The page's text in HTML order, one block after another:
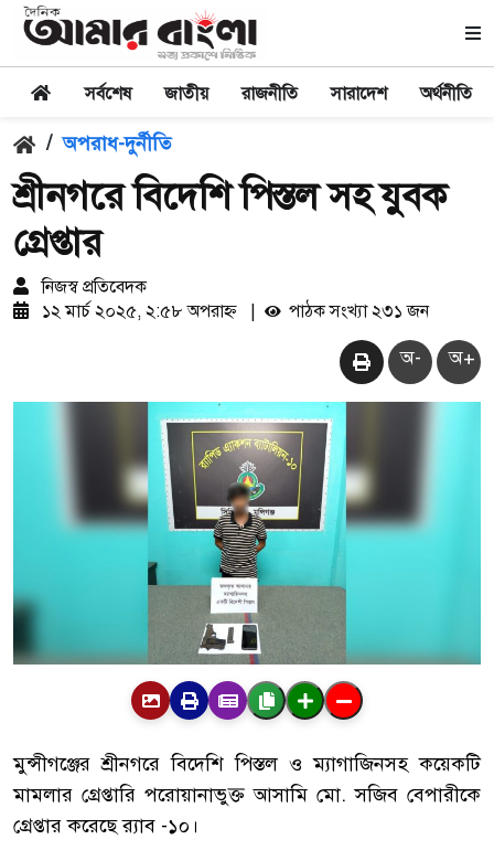
সর্বশেষ জাতীয় রাজনীতি সারাদেশ অর্থনীতি
/ অপরাধ-দুর্নীতি
শ্রীনগরে বিদেশি পিস্তল সহ যুবক
গ্রেপ্তার
নিজস্ব প্রতিবেদক
১২ মার্চ ২০২৫, ২:৫৮ অপরাহ্ন
পাঠক সংখ্যা ২৩১ জন
অ- অ+
মুন্সীগঞ্জের শ্রীনগরে বিদেশি পিস্তল ও ম্যাগাজিনসহ কয়েকটি
মামলার গ্রেপ্তারি পরোয়ানাভুক্ত আসামি মো. সজিব বেপারীকে
গ্রেপ্তার করেছে র‍্যাব -১০।